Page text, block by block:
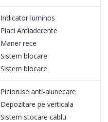
Indicator luminos
Placi Antiaderente
Maner rece
Sistem blocare
Sistem blocare
Picioruse anti-alunecare
Depozitare pe verticala
Sistem stocare cablu